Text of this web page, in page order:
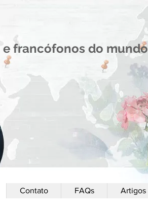
francófonos do mundo
Contato FAQs Artigos